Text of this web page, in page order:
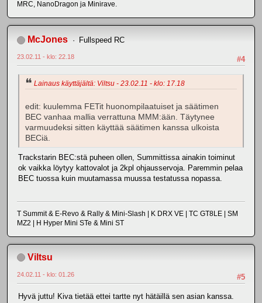
MRC, NanoDragon ja Minirave.
McJones Fullspeed RC
#4
23.02.11 - klo: 22.18
Lainaus käyttäjältä: Viltsu - 23.02.11 - klo: 17.18
edit: kuulemma FETit huonompilaatuiset ja säätimen
BEC vanhaa mallia verrattuna MMM:ään. Täytynee
varmuudeksi sitten käyttää säätimen kanssa ulkoista
BECiä.
Trackstarin BEC:stä puheen ollen, Summittissa ainakin toiminut
ok vaikka löytyy kattovalot ja 2kpl ohjausservoja. Paremmin pelaa
BEC tuossa kuin muutamassa muussa testatussa nopassa.
T Summit & E-Revo & Rally & Mini-Slash | K DRX VE | TC GT8LE | SM
MZ2 | H Hyper Mini STe & Mini ST
Viltsu
#5
24.02.11 - klo: 01.26
Hyvä juttu! Kiva tietää ettei tartte nyt hätäillä sen asian kanssa.